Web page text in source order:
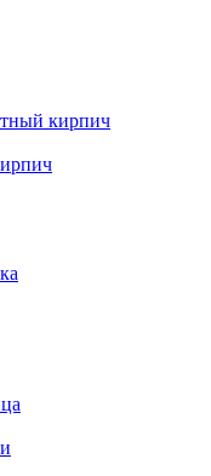
кирпич